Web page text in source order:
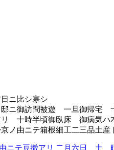
比シ寒シ
邸ニ御訪問被遊 一旦御帰
十時半頃御臥床 御病気ハ
由ニテ箱根細工二三品土産
テ豆撤アリ 二月六日 土